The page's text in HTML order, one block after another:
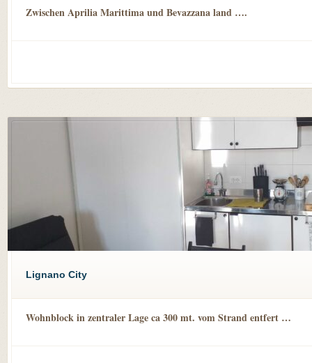
Zwischen Aprilia Marittima und Bevazzana land ….
Lignano City
Wohnblock in zentraler Lage ca 300 mt. vom Strand entfert …